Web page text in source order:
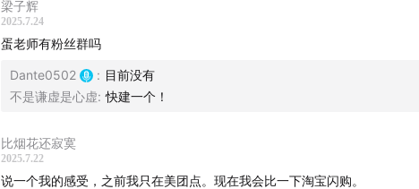
梁子辉
2025.7.24
蛋老师有粉丝群吗
Dante0502 : 目前没有
不是谦虚是心虚: 快建一个！
比烟花还寂寞
2025.7.22
说一个我的感受，之前我只在美团点。现在我会比一下淘宝闪购。